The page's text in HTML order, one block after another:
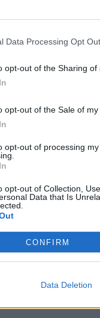
Data Processing Opt
opt-out of the Sharing of
opt-out of the Sale of my
opt-out of processing
opt-out of Collection,
Data that Is
CONFIRM
Data Deletion
v rámci projektu
nové komunikace
společnost Via
ale i
prostředků: